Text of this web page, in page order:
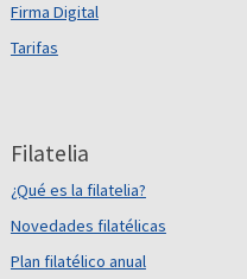
Firma Digital
Tarifas
Filatelia
¿Qué es la filatelia?
Novedades filatélicas
Plan filatélico anual